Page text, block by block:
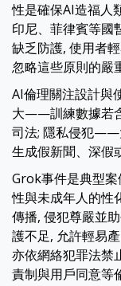
性是確保AI造福人
印尼、菲律賓等國
缺乏防護, 使用者
忽略這些原則的嚴
AI倫理關注設計與
大——訓練數據若
司法; 隱私侵犯
生成假新聞、深假
Grok事件是典型
性與未成年人的性
傳播, 侵犯尊嚴並
護不足, 允許輕易
亦依網絡犯罪法禁
責制與用戶同意等